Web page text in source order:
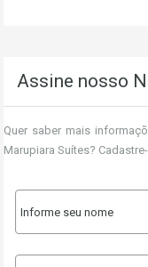
Assine nosso
Quer saber mais
Marupiara Suítes?